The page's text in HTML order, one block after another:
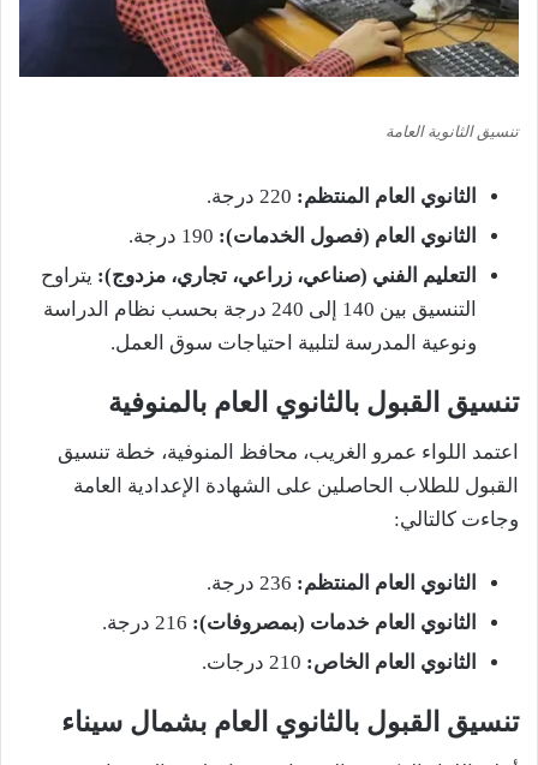
تنسيق الثانوية العامة
الثانوي العام المنتظم:
الثانوي العام (فصول الخدمات):
التعليم الفني (صناعي، زراعي، تجاري، مزدوج): يتراوح
التنسيق بين 140 إلى 240 درجة بحسب نظام الدراسة
ونوعية المدرسة لتلبية احتياجات سوق العمل.
تنسيق القبول بالثانوي العام بالمنوفية
اعتمد اللواء عمرو الغريب، محافظ المنوفية، خطة تنسيق
القبول للطلاب الحاصلين على الشهادة الإعدادية العامة
وجاءت كالتالي:
الثانوي العام المنتظم:
الثانوي العام خدمات (بمصروفات):
الثانوي العام الخاص:
تنسيق القبول بالثانوي العام بشمال سيناء